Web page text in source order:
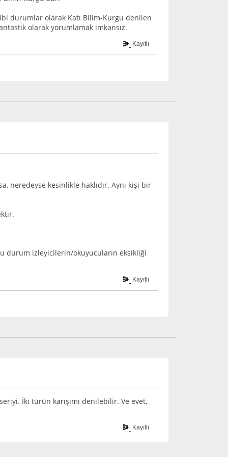
durumlar olarak Katı Bilim-Kurgu denilen
olarak yorumlamak imkansız.
Kayıtlı
neredeyse kesinlikle haklıdır. Aynı kişi bir
durum izleyicilerin/okuyucuların eksikliği
Kayıtlı
İki türün karışımı denilebilir. Ve evet,
Kayıtlı